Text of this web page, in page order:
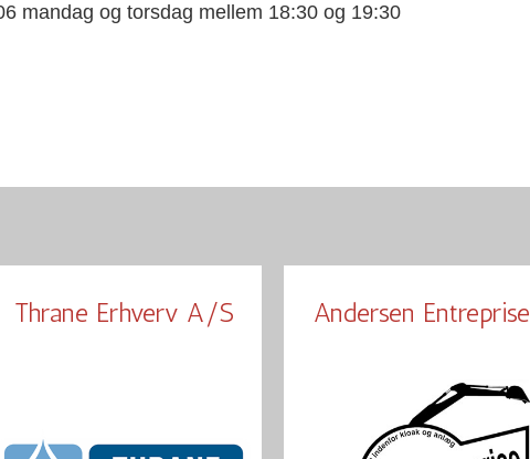
mandag og torsdag mellem 18:30 og 19:30
Thrane Erhverv A/S Andersen Entreprise